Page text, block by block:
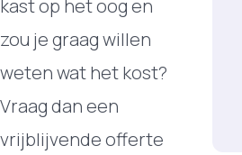
kast op het oog en
zou je graag willen
weten wat het kost?
Vraag dan een
vrijblijvende offerte